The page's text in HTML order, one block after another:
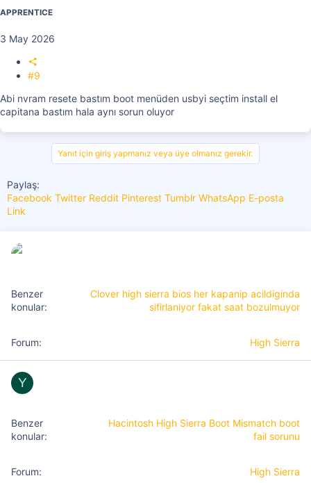
APPRENTICE
3 May 2026
#9
Abi nvram resete bastım boot menüden usbyi seçtim install el
capitana bastım hala aynı sorun oluyor
Yanıt için giriş yapmanız veya üye olmanız gerekir.
Paylaş:
Facebook Twitter Reddit Pinterest Tumblr WhatsApp E-posta
Link
Clover high sierra bios her kapanip acildiginda
sifirlaniyor fakat saat bozulmuyor
High Sierra
Y
Hacintosh High Sierra Boot Mismatch boot
fail sorunu
High Sierra